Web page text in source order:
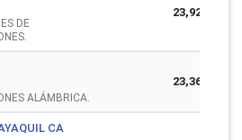
DE
23,924,088
ALÁMBRICA.
23,363,159
CA